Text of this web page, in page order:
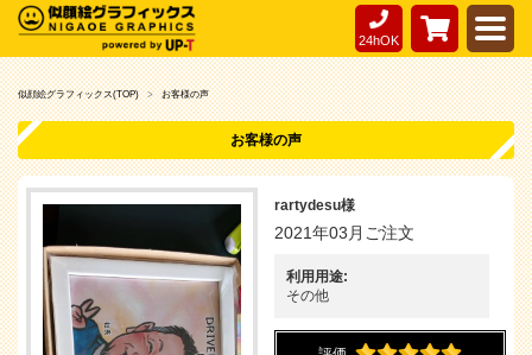
24hOK
似顔絵グラフィックス(TOP) お客様の声
お客様の声
rartydesu様
2021年03月ご注文
利用用途:
その他